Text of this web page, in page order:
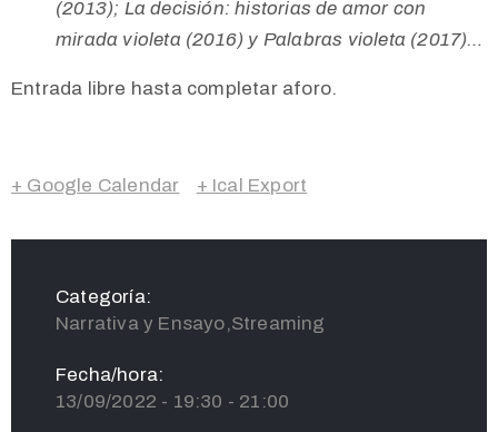
(2013); La decisión: historias de amor con
mirada violeta (2016) y Palabras violeta (2017)…
Entrada libre hasta completar aforo.
+ Google Calendar + Ical Export
Categoría:
Narrativa y Ensayo,Streaming
Fecha/hora:
13/09/2022 - 19:30 - 21:00